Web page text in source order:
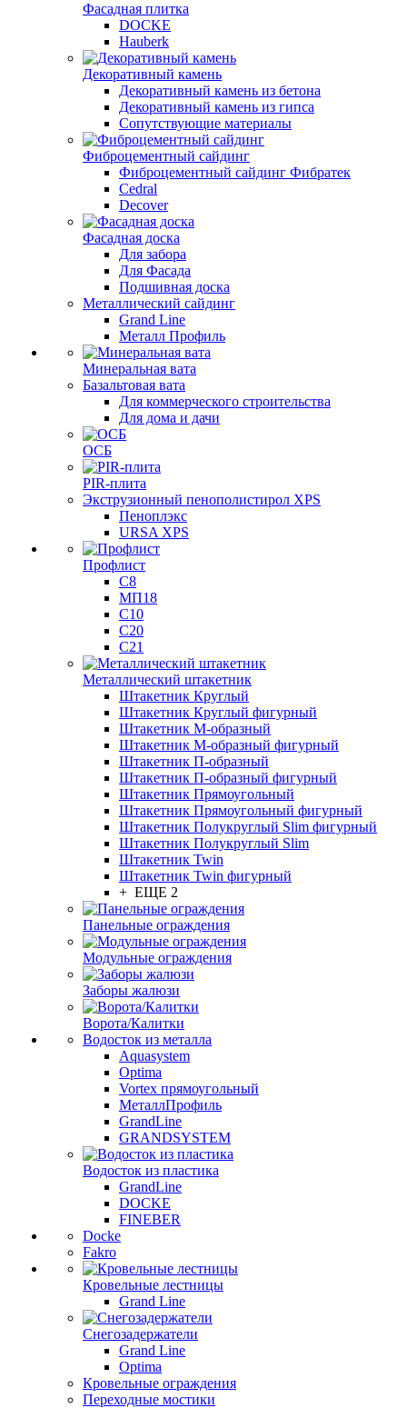
Фасадная плитка
DOCKE
Hauberk
Декоративный камень
Декоративный камень из бетона
Декоративный камень из гипса
Сопутствующие материалы
Фиброцементный сайдинг
Фиброцементный сайдинг Фибратек
Cedral
Decover
Фасадная доска
Для забора
Для Фасада
Подшивная доска
Металлический сайдинг
Grand Line
Металл Профиль
Минеральная вата
Базальтовая вата
Для коммерческого строительства
Для дома и дачи
ОСБ
PIR-плита
Экструзионный пенополистирол XPS
Пеноплэкс
URSA XPS
Профлист
С8
МП18
С10
С20
С21
Металлический штакетник
Штакетник Круглый
Штакетник Круглый фигурный
Штакетник М-образный
Штакетник М-образный фигурный
Штакетник П-образный
Штакетник П-образный фигурный
Штакетник Прямоугольный
Штакетник Прямоугольный фигурный
Штакетник Полукруглый Slim фигурный
Штакетник Полукруглый Slim
Штакетник Twin
Штакетник Twin фигурный
+ ЕЩЕ 2
Панельные ограждения
Модульные ограждения
Заборы жалюзи
Ворота/Калитки
Водосток из металла
Aquasystem
Optima
Vortex прямоугольный
МеталлПрофиль
GrandLine
GRANDSYSTEM
Водосток из пластика
GrandLine
DOCKE
FINEBER
Docke
Fakro
Кровельные лестницы
Grand Line
Снегозадержатели
Grand Line
Optima
Кровельные ограждения
Переходные мостики